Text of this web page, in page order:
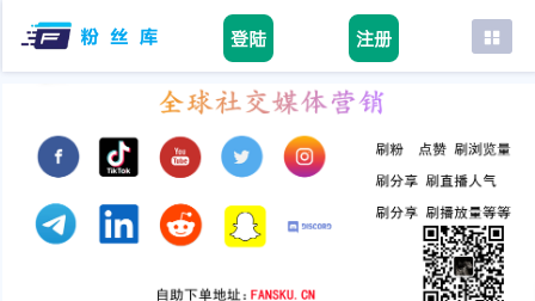
登陆 注册
首页
tiktok
youtube